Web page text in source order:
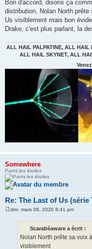
s
s
g
e
Bon d'accord, disons ça
distribution, Nolan North
Us visiblement mais bon
Drake, c'est plus parlant, la
ALL HAIL PALPATINE, ALL HAIL
ALL HAIL SKYNET, ALL
Somewhere
Parmi les étoiles
Re: The Last of Us (série
dim. mars 08, 2020 8:41 pm
Scarabéaware a écrit :
Nolan North prête sa voix
visiblement